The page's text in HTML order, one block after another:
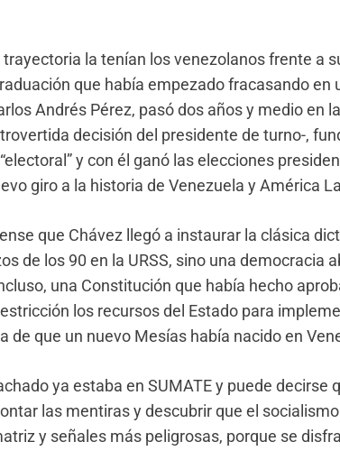
la tenían los venezolanos frente a
que había empezado fracasando en
Andrés Pérez, pasó dos años y medio en
decisión del presidente de turno-,
y con él ganó las elecciones
giro a la historia de Venezuela y América
que Chávez llegó a instaurar la clásica
de los 90 en la URSS, sino una democracia
una Constitución que había hecho
los recursos del Estado para
de que un nuevo Mesías había nacido en
ya estaba en SUMATE y puede decirse
las mentiras y descubrir que el
y señales más peligrosas, porque se